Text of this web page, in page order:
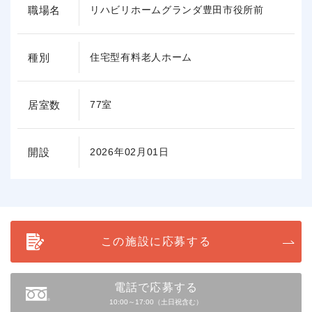
職場名 リハビリホームグランダ豊田市役所前
種別 住宅型有料老人ホーム
居室数 77室
開設 2026年02月01日
この施設に応募する
電話で応募する
10:00～17:00（土日祝含む）